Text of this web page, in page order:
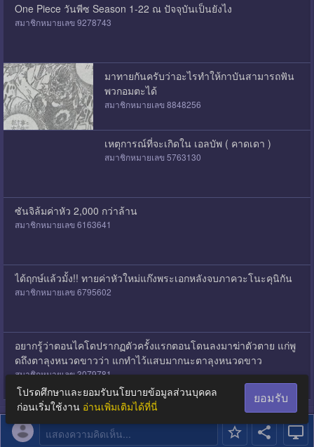
แสดงความคิดเห็น...
One Piece วันพีซ Season 1-22 ณ ปัจจุบันเป็นยังไง
สมาชิกหมายเลข 9278743
มาทายกันครับว่าอะไรทำให้กาบันสามารถฟัน
พวกอมตะได้
สมาชิกหมายเลข 8848256
เหตุการณ์ที่จะเกิดใน เอลบัพ ( คาดเดา )
สมาชิกหมายเลข 5763130
ซันจิล้มค่าหัว 2,000 กว่าล้าน
สมาชิกหมายเลข 6163641
ได้ฤกษ์แล้วมั้ง!! ทายค่าหัวใหม่แก๊งพระเอกหลังจบภาควะโนะคุนิกัน
สมาชิกหมายเลข 6795602
อยากรู้ว่าตอนไคโดปรากฏตัวครั้งแรกตอนโดนลงมาฆ่าตัวตาย แก่พู
ดถึงตาลุงหนวดขาวว่า แกทำไว้แสบมากนะตาลุงหนวดขาว
สมาชิกหมายเลข 3079781
โปรดศึกษาและยอมรับนโยบายข้อมูลส่วนบุคคล
ก่อนเริ่มใช้งาน อ่านเพิ่มเติมได้ที่นี่
ยอมรับ